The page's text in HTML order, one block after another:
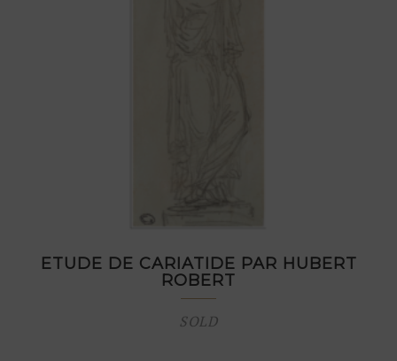
ETUDE DE CARIATIDE PAR HUBERT
ROBERT
SOLD